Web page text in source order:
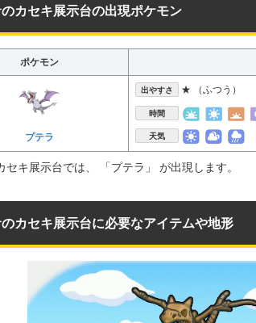
カセキ展示台の出現ポケモン
ポケモン
プテラ
出やすさ ★ （ふつう）
時間
天気
セキ展示台では、 「プテラ」 が出現します。
カセキ展示台に必要なアイテムや地形